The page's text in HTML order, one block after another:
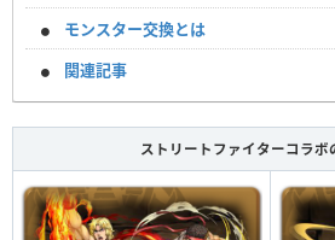
モンスター交換とは
関連記事
ストリートファイターコラボ